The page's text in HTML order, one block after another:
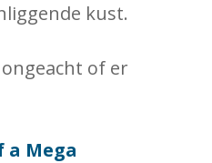
kust.
of er
Mega